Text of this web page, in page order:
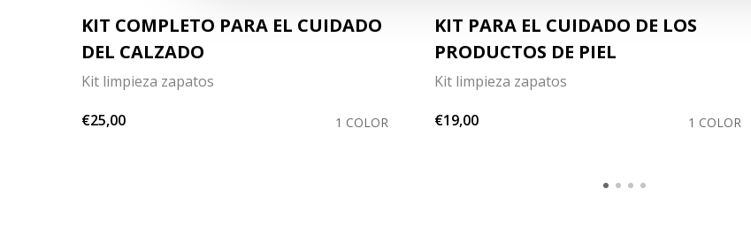
KIT COMPLETO PARA EL CUIDADO
DEL CALZADO
Kit limpieza zapatos
€25,00
1 COLOR
KIT PARA EL CUIDADO DE LOS
PRODUCTOS DE PIEL
Kit limpieza zapatos
€19,00
1 COLOR